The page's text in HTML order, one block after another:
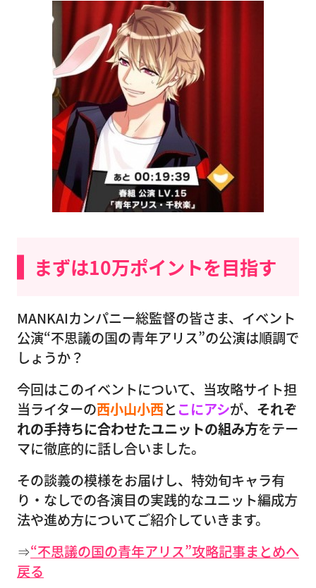
まずは10万ポイントを目指す
MANKAIカンパニー総監督の皆さま、イベント
公演“不思議の国の青年アリス”の公演は順調で
しょうか？
今回はこのイベントについて、当攻略サイト担
当ライターの西小山小西とこにアシが、 それぞ
れの手持ちに合わせたユニットの組み方をテー
マに徹底的に話し合いました。
その談義の模様をお届けし、特効旬キャラ有
り・なしでの各演目の実践的なユニット編成方
法や進め方についてご紹介していきます。
⇒“不思議の国の青年アリス”攻略記事まとめへ
戻る